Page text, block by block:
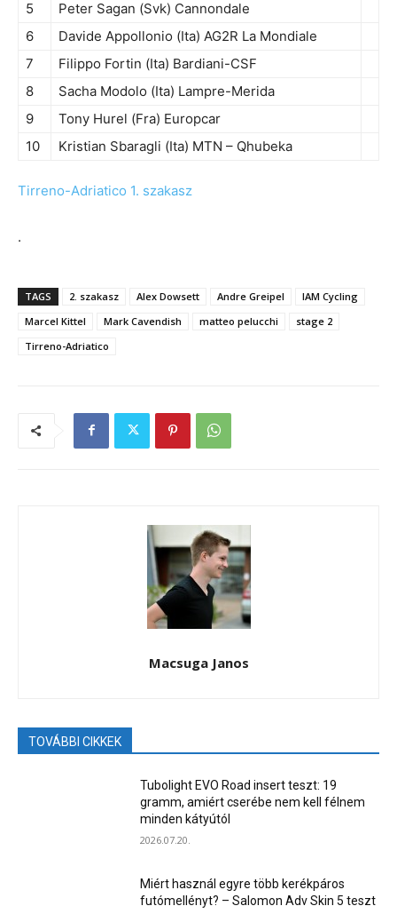
5
Peter Sagan (Svk) Cannondale
6
Davide Appollonio (Ita) AG2R La Mondiale
7
Filippo Fortin (Ita) Bardiani-CSF
8
Sacha Modolo (Ita) Lampre-Merida
9
Tony Hurel (Fra) Europcar
10
Kristian Sbaragli (Ita) MTN – Qhubeka
Tirreno-Adriatico 1. szakasz
.
TAGS 2. szakasz Alex Dowsett Andre Greipel
IAM Cycling
Marcel Kittel
Mark Cavendish matteo pelucchi
stage 2
Tirreno-Adriatico
Macsuga Janos
TOVÁBBI CIKKEK
Tubolight EVO Road insert teszt: 19
gramm, amiért cserébe nem kell félnem
minden kátyútól
2026.07.20.
Miért használ egyre több kerékpáros
futómellényt? – Salomon Adv Skin 5 teszt